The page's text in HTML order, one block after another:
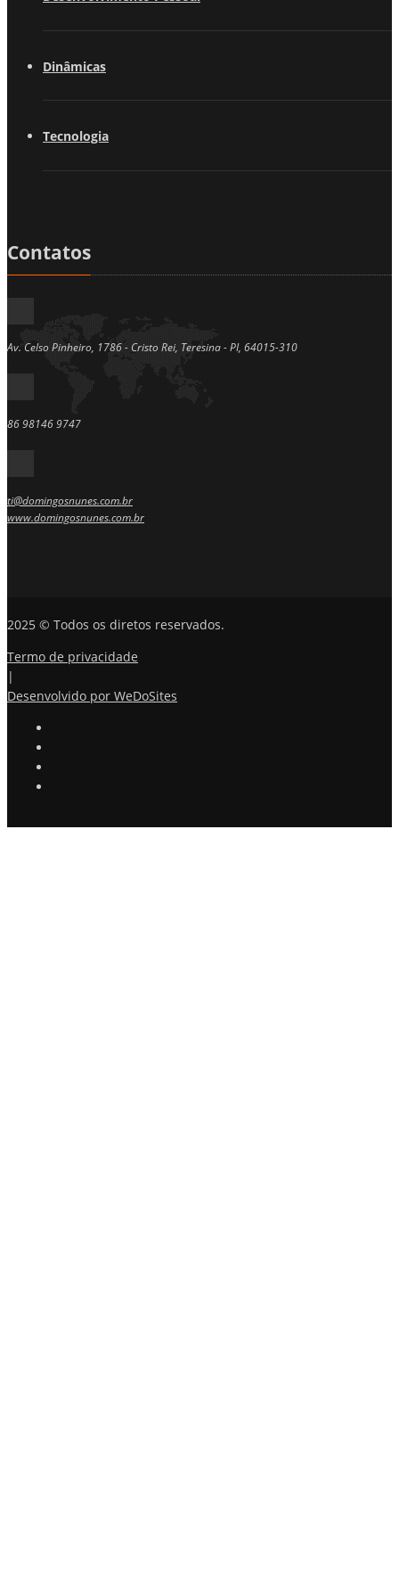
Dinâmicas
Tecnologia
Contatos
Av. Celso Pinheiro, 1786 - Cristo Rei, Teresina - PI, 64015-310
86 98146 9747
ti@domingosnunes.com.br
www.domingosnunes.com.br
2025 © Todos os diretos reservados.
Termo de privacidade
|
Desenvolvido por WeDoSites